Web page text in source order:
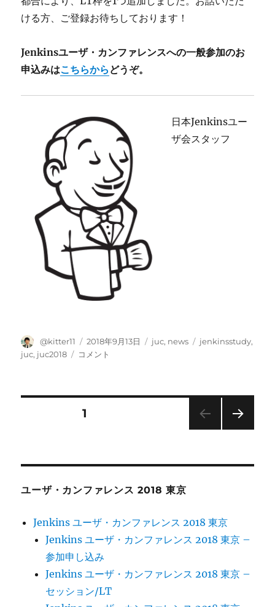
ける方、ご登録お待ちしております！
Jenkinsユーザ・カンファレンスへの一般参加のお
申込みはこちらから どうぞ。
日本Jenkinsユー
ザ会スタッフ
投
稿
@kitter11
投
稿
2018年9月13日
カ
juc, news
タ
jenkinsstudy,
juc, juc2018
[お
懇
受
を
始
し
た。
コメント
ナ
ゲ
固定ページ1
ユーザ・カンファレンス 2018 東京
Jenkins ユーザ・カンファレンス 2018 東京
Jenkins ユーザ・カンファレンス 2018 東京 –
参加申し込み
Jenkins ユーザ・カンファレンス 2018 東京 –
セッション/LT